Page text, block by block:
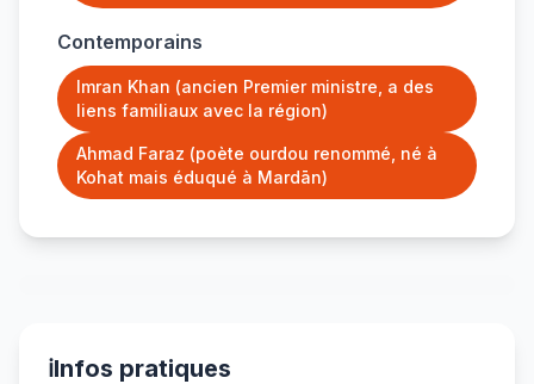
Contemporains
Imran Khan (ancien Premier ministre, a des
liens familiaux avec la région)
Ahmad Faraz (poète ourdou renommé, né à
Kohat mais éduqué à Mardān)
ℹ️Infos pratiques